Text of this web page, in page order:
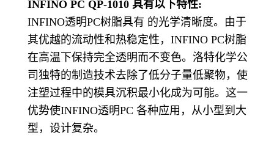
INFINO PC QP-1010 具有以下特性:
INFINO透明PC树脂具有 的光学清晰度。由于
其优越的流动性和热稳定性，INFINO PC树脂
在高温下保持完全透明而不变色。洛特化学公
司独特的制造技术去除了低分子量低聚物，使
注塑过程中的模具沉积最小化成为可能。这一
优势使INFINO透明PC 各种应用，从小型到大
型，设计复杂。